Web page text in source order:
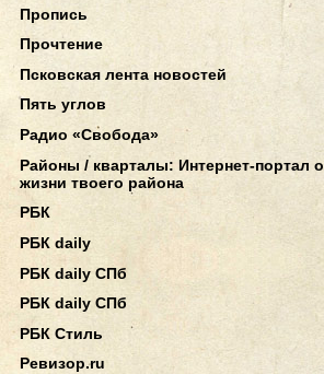
Пропись
Прочтение
Псковская лента новостей
Пять углов
Радио «Свобода»
Районы / кварталы: Интернет-портал о
жизни твоего района
РБК
РБК daily
РБК daily СПб
РБК daily СПб
РБК Стиль
Ревизор.ru